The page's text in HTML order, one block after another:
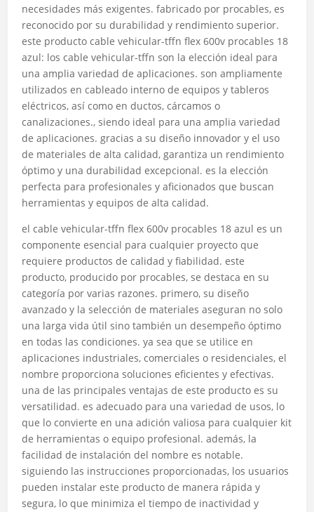
necesidades más exigentes. fabricado por procables, es
reconocido por su durabilidad y rendimiento superior.
este producto cable vehicular-tffn flex 600v procables 18
azul: los cable vehicular-tffn son la elección ideal para
una amplia variedad de aplicaciones. son ampliamente
utilizados en cableado interno de equipos y tableros
eléctricos, así como en ductos, cárcamos o
canalizaciones., siendo ideal para una amplia variedad
de aplicaciones. gracias a su diseño innovador y el uso
de materiales de alta calidad, garantiza un rendimiento
óptimo y una durabilidad excepcional. es la elección
perfecta para profesionales y aficionados que buscan
herramientas y equipos de alta calidad.
el cable vehicular-tffn flex 600v procables 18 azul es un
componente esencial para cualquier proyecto que
requiere productos de calidad y fiabilidad. este
producto, producido por procables, se destaca en su
categoría por varias razones. primero, su diseño
avanzado y la selección de materiales aseguran no solo
una larga vida útil sino también un desempeño óptimo
en todas las condiciones. ya sea que se utilice en
aplicaciones industriales, comerciales o residenciales, el
nombre proporciona soluciones eficientes y efectivas.
una de las principales ventajas de este producto es su
versatilidad. es adecuado para una variedad de usos, lo
que lo convierte en una adición valiosa para cualquier kit
de herramientas o equipo profesional. además, la
facilidad de instalación del nombre es notable.
siguiendo las instrucciones proporcionadas, los usuarios
pueden instalar este producto de manera rápida y
segura, lo que minimiza el tiempo de inactividad y